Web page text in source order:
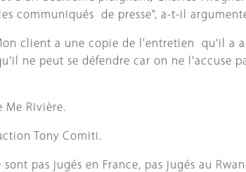
communiqués de presse", a-t-il
client a une copie de l'entretien qu'il a
ne peut se défendre car on ne l'accuse
Me Rivière.
Tony Comiti.
pas jugés en France, pas jugés au